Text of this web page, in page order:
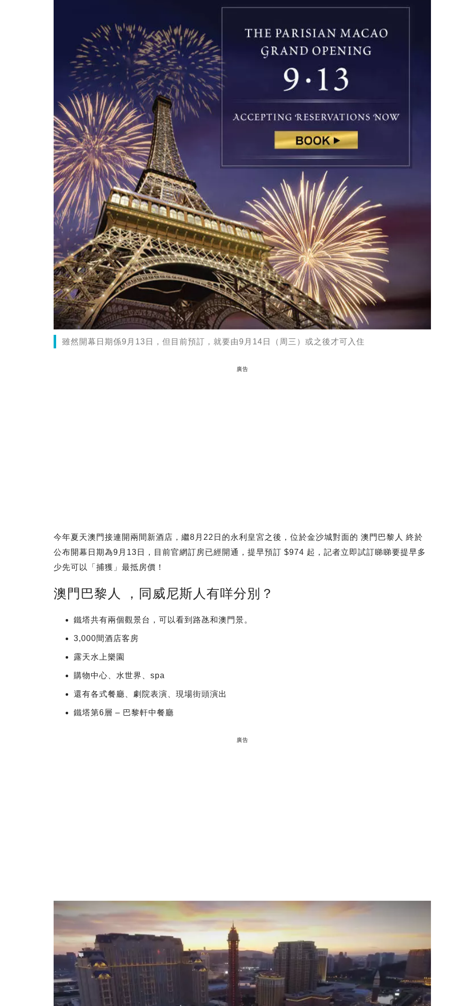
雖然開幕日期係9月13日，但目前預訂，就要由9月14日（周三）或之後才可入住
廣告
今年夏天澳門接連開兩間新酒店，繼8月22日的永利皇宮之後，位於金沙城對面的 澳門巴黎人 終於
公布開幕日期為9月13日，目前官網訂房已經開通，提早預訂 $974 起，記者立即試訂睇睇要提早多
少先可以「捕獲」最抵房價！
澳門巴黎人 ，同威尼斯人有咩分別？
鐵塔共有兩個觀景台，可以看到路氹和澳門景。
3,000間酒店客房
露天水上樂園
購物中心、水世界、spa
還有各式餐廳、劇院表演、現場街頭演出
鐵塔第6層 – 巴黎軒中餐廳
廣告